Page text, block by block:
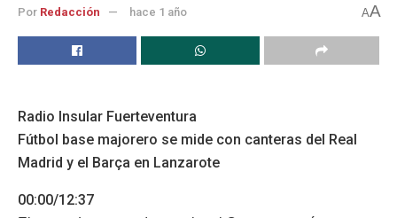
Por Redacción hace 1 año AA
Radio Insular Fuerteventura
Fútbol base majorero se mide con canteras del Real
Madrid y el Barça en Lanzarote
00:00/12:37